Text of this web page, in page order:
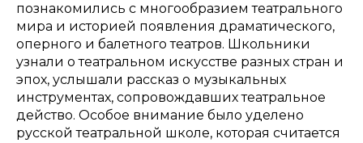
познакомились с многообразием театрального
мира и историей появления драматического,
оперного и балетного театров. Школьники
узнали о театральном искусстве разных стран и
эпох, услышали рассказ о музыкальных
инструментах, сопровождавших театральное
действо. Особое внимание было уделено
русской театральной школе, которая считается